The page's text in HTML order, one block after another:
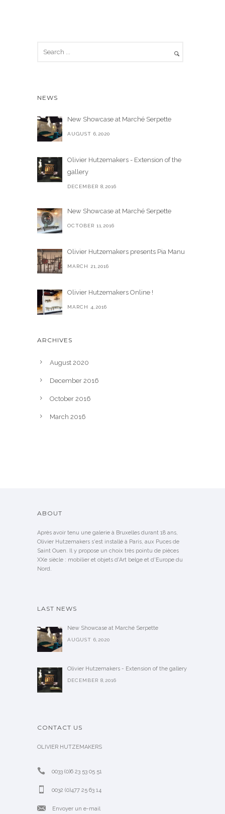
NEWS
New Showcase at Marché Serpette
AUGUST 6,2020
Olivier Hutzemakers - Extension of the
gallery
DECEMBER 8,2016
New Showcase at Marché Serpette
OCTOBER 11,2016
Olivier Hutzemakers presents Pia Manu
MARCH 21,2016
Olivier Hutzemakers Online !
MARCH 4,2016
ARCHIVES
August 2020
December 2016
October 2016
March 2016
ABOUT
Après avoir tenu une galerie à Bruxelles durant 18 ans,
Olivier Hutzemakers s'est installé à Paris, aux Puces de
Saint Ouen. Il y propose un choix très pointu de pièces
XXe siècle : mobilier et objets d'Art belge et d'Europe du
Nord.
LAST NEWS
New Showcase at Marché Serpette
AUGUST 6,2020
Olivier Hutzemakers - Extension of the gallery
DECEMBER 8,2016
CONTACT US
OLIVIER HUTZEMAKERS
0033 (0)6 23 53 05 51
0032 (0)477 25 63 14
Envoyer un e-mail